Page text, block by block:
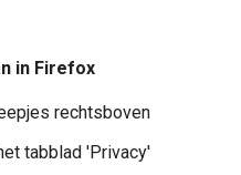
in Firefox
rechtsboven
tabblad 'Privacy'